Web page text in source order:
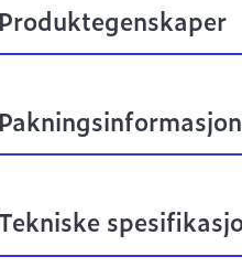
Produktegenskaper
Pakningsinformasjon